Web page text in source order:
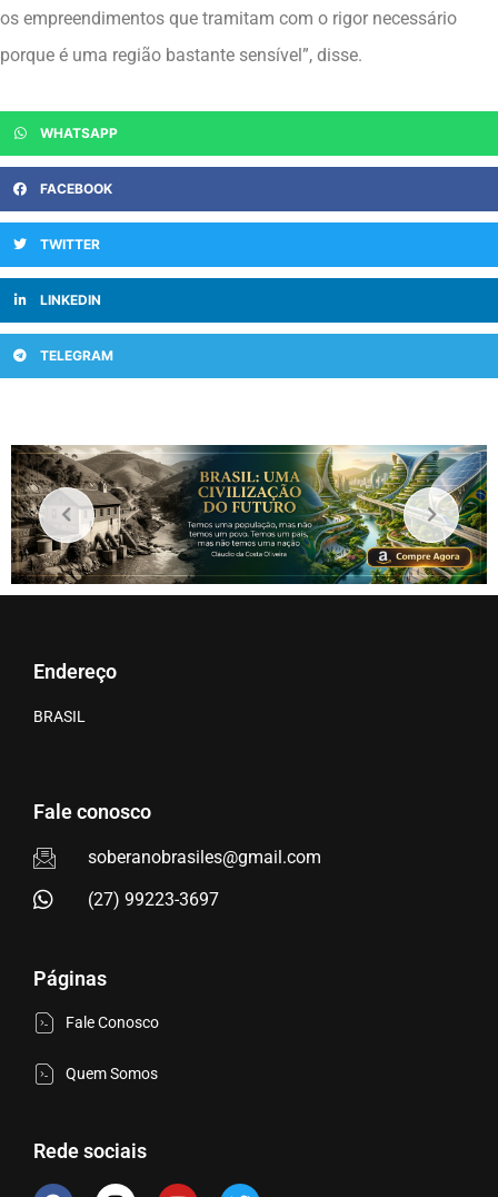
os empreendimentos que tramitam com o rigor necessário
porque é uma região bastante sensível”, disse.
WHATSAPP
FACEBOOK
TWITTER
LINKEDIN
TELEGRAM
Endereço
BRASIL
Fale conosco
soberanobrasiles@gmail.com
(27) 99223-3697
Páginas
Fale Conosco
Quem Somos
Rede sociais